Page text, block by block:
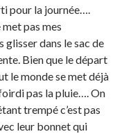
pour la journée….
pas mes
glisser dans le sac de
Bien que le départ
le monde se met déjà
pas la pluie…. On
trempé c’est pas
leur bonnet qui